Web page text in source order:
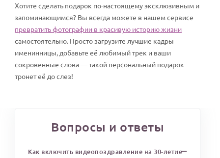
Хотите сделать подарок по-настоящему эксклюзивным и
запоминающимся? Вы всегда можете в нашем сервисе
превратить фотографии в красивую историю жизни
самостоятельно. Просто загрузите лучшие кадры
именинницы, добавьте её любимый трек и ваши
сокровенные слова — такой персональный подарок
тронет её до слез!
Вопросы и ответы
Как включить видеопоздравление на 30-летие